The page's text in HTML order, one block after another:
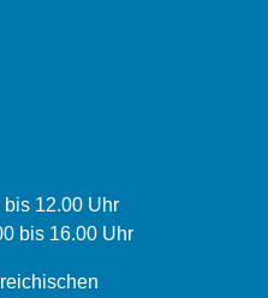
bis 12.00 Uhr
bis 16.00 Uhr